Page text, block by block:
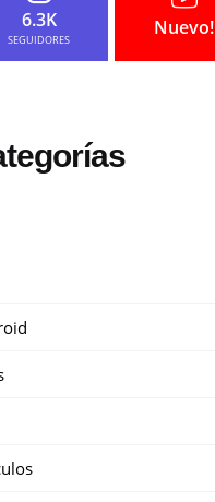
6.3K
SEGUIDORES
Nuevo!